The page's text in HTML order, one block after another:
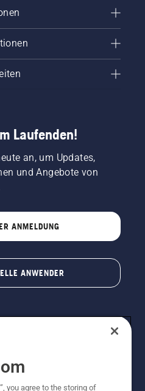
Laufenden!
an, um Updates,
und Angebote von
ANMELDUNG
ANWENDER
you agree to the storing of